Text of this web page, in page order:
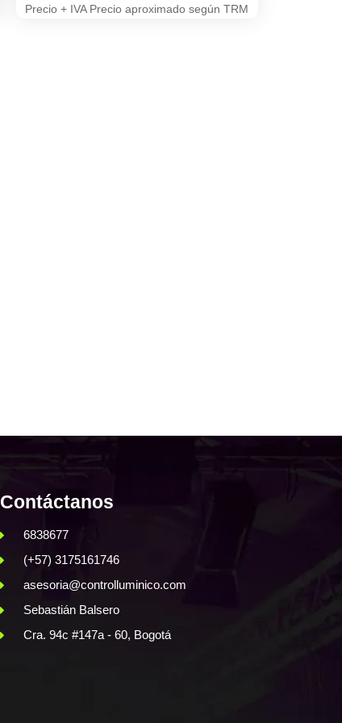
Precio + IVA Precio aproximado según TRM
Contáctanos
6838677
(+57) 3175161746
asesoria@controlluminico.com
Sebastián Balsero
Cra. 94c #147a - 60, Bogotá